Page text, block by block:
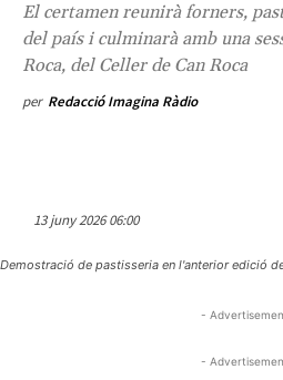
El certamen reunirà forners,
del país i culminarà amb una
Roca, del Celler de Can Roca
per Redacció Imagina Ràdio
13 juny 2026 06:00
Demostració de pastisseria en l'anterior edició
-
-